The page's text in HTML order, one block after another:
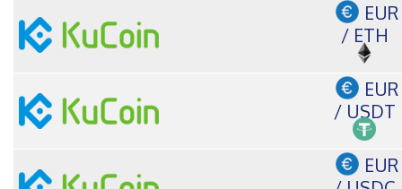
EUR
/ ETH
EUR
/ USDT
EUR